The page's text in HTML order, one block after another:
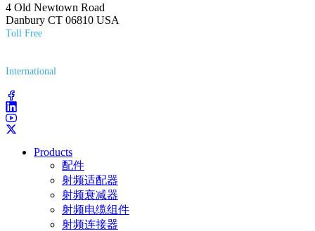
4 Old Newtown Road
Danbury CT 06810 USA
Toll Free
International
Products
配件
射频适配器
射频衰减器
射频电缆组件
射频连接器